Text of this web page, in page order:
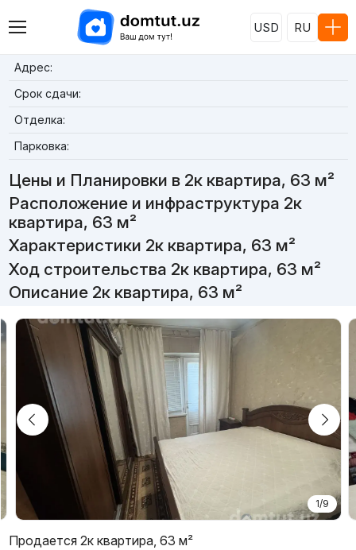
USD RU
Адрес:
Срок сдачи:
Отделка:
Парковка:
Цены и Планировки в 2к квартира, 63 м²
Расположение и инфраструктура 2к
квартира, 63 м²
Характеристики 2к квартира, 63 м²
Ход строительства 2к квартира, 63 м²
Описание 2к квартира, 63 м²
1/9
Продается 2к квартира, 63 м²